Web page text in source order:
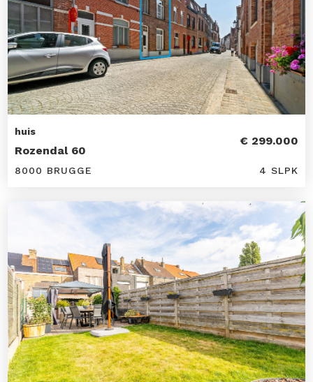
huis
Rozendal 60
€ 299.000
8000 BRUGGE 4 SLPK